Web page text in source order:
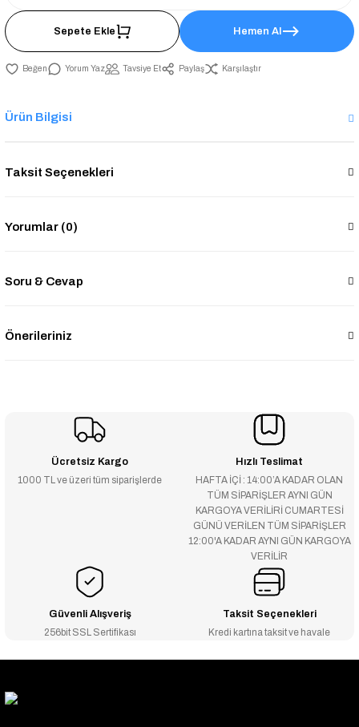
Sepete Ekle Hemen Al
Yorum Yaz Tavsiye Et Paylaş Karşılaştır
Ürün Bilgisi
Taksit Seçenekleri
Yorumlar (0)
Soru & Cevap
Önerileriniz
Ücretsiz Kargo
1000 TL ve üzeri tüm siparişlerde
Hızlı Teslimat
HAFTA İÇİ : 14:00’A KADAR OLAN
TÜM SİPARİŞLER AYNI GÜN
KARGOYA VERİLİRİ CUMARTESİ
GÜNÜ VERİLEN TÜM SİPARİŞLER
12:00'A KADAR AYNI GÜN KARGOYA
VERİLİR
Güvenli Alışveriş
256bit SSL Sertifikası
Taksit Seçenekleri
Kredi kartına taksit ve havale